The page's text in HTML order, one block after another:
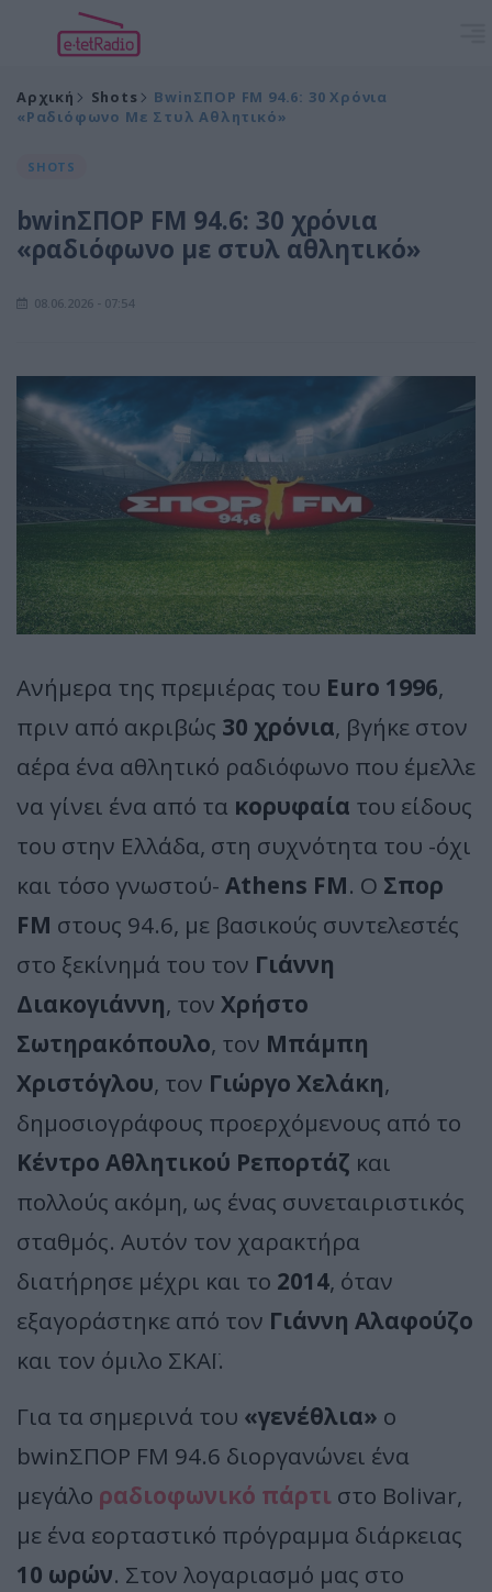
Αρχική Shots
BwinΣΠΟΡ FM 94.6: 30 Χρόνια
«ραδιόφωνο Με Στυλ Αθλητικό»
SHOTS
bwinΣΠΟΡ FM 94.6: 30 χρόνια
«ραδιόφωνο με στυλ αθλητικό»
08.06.2026 - 07:54
Ανήμερα της πρεμιέρας του Euro 1996,
πριν από ακριβώς 30 χρόνια, βγήκε στον
αέρα ένα αθλητικό ραδιόφωνο που έμελλε
να γίνει ένα από τα κορυφαία του είδους
του στην Ελλάδα, στη συχνότητα του -όχι
και τόσο γνωστού- Athens FM. Ο Σπορ
FM στους 94.6, με βασικούς συντελεστές
στο ξεκίνημά του τον Γιάννη
Διακογιάννη, τον Χρήστο
Σωτηρακόπουλο, τον Μπάμπη
Χριστόγλου, τον Γιώργο Χελάκη,
δημοσιογράφους προερχόμενους από το
Κέντρο Αθλητικού Ρεπορτάζ και
πολλούς ακόμη, ως ένας συνεταιριστικός
σταθμός. Αυτόν τον χαρακτήρα
διατήρησε μέχρι και το 2014, όταν
εξαγοράστηκε από τον Γιάννη Αλαφούζο
και τον όμιλο ΣΚΑΪ.
Για τα σημερινά του «γενέθλια» ο
bwinΣΠΟΡ FM 94.6 διοργανώνει ένα
μεγάλο ραδιοφωνικό πάρτι στο Bolivar,
με ένα εορταστικό πρόγραμμα διάρκειας
10 ωρών. Στον λογαριασμό μας στο